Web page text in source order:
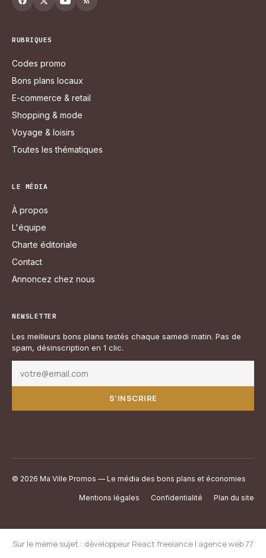
RUBRIQUES
Codes promo
Bons plans locaux
E-commerce & retail
Shopping & mode
Voyage & loisirs
Toutes les thématiques
LE MÉDIA
À propos
L'équipe
Charte éditoriale
Contact
Annoncez chez nous
NEWSLETTER
Les meilleurs bons plans testés chaque samedi matin. Pas de
spam, désinscription en 1 clic.
S'INSCRIRE
© 2026 Ma Ville Promos — Le média des bons plans et économies
Mentions légales Confidentialité Plan du site
Sur le meme sujet : développeur React freelance | agence web 77